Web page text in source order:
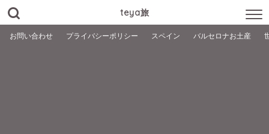
teya旅
お問い合わせ プライバシーポリシー スペイン バルセロナお土産